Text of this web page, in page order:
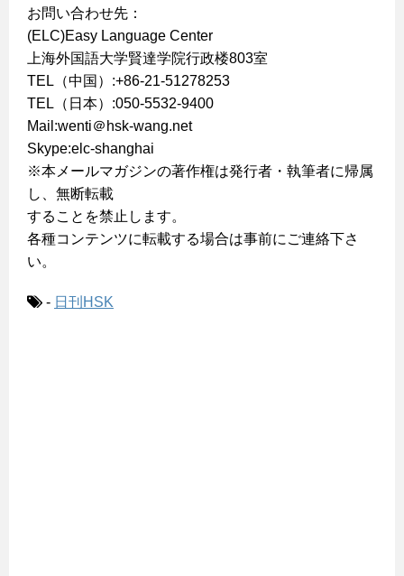
お問い合わせ先：
(ELC)Easy Language Center
上海外国語大学賢達学院行政楼803室
TEL（中国）:+86-21-51278253
TEL（日本）:050-5532-9400
Mail:wenti＠hsk-wang.net
Skype:elc-shanghai
※本メールマガジンの著作権は発行者・執筆者に帰属
し、無断転載
することを禁止します。
各種コンテンツに転載する場合は事前にご連絡下さ
い。
- 日刊HSK